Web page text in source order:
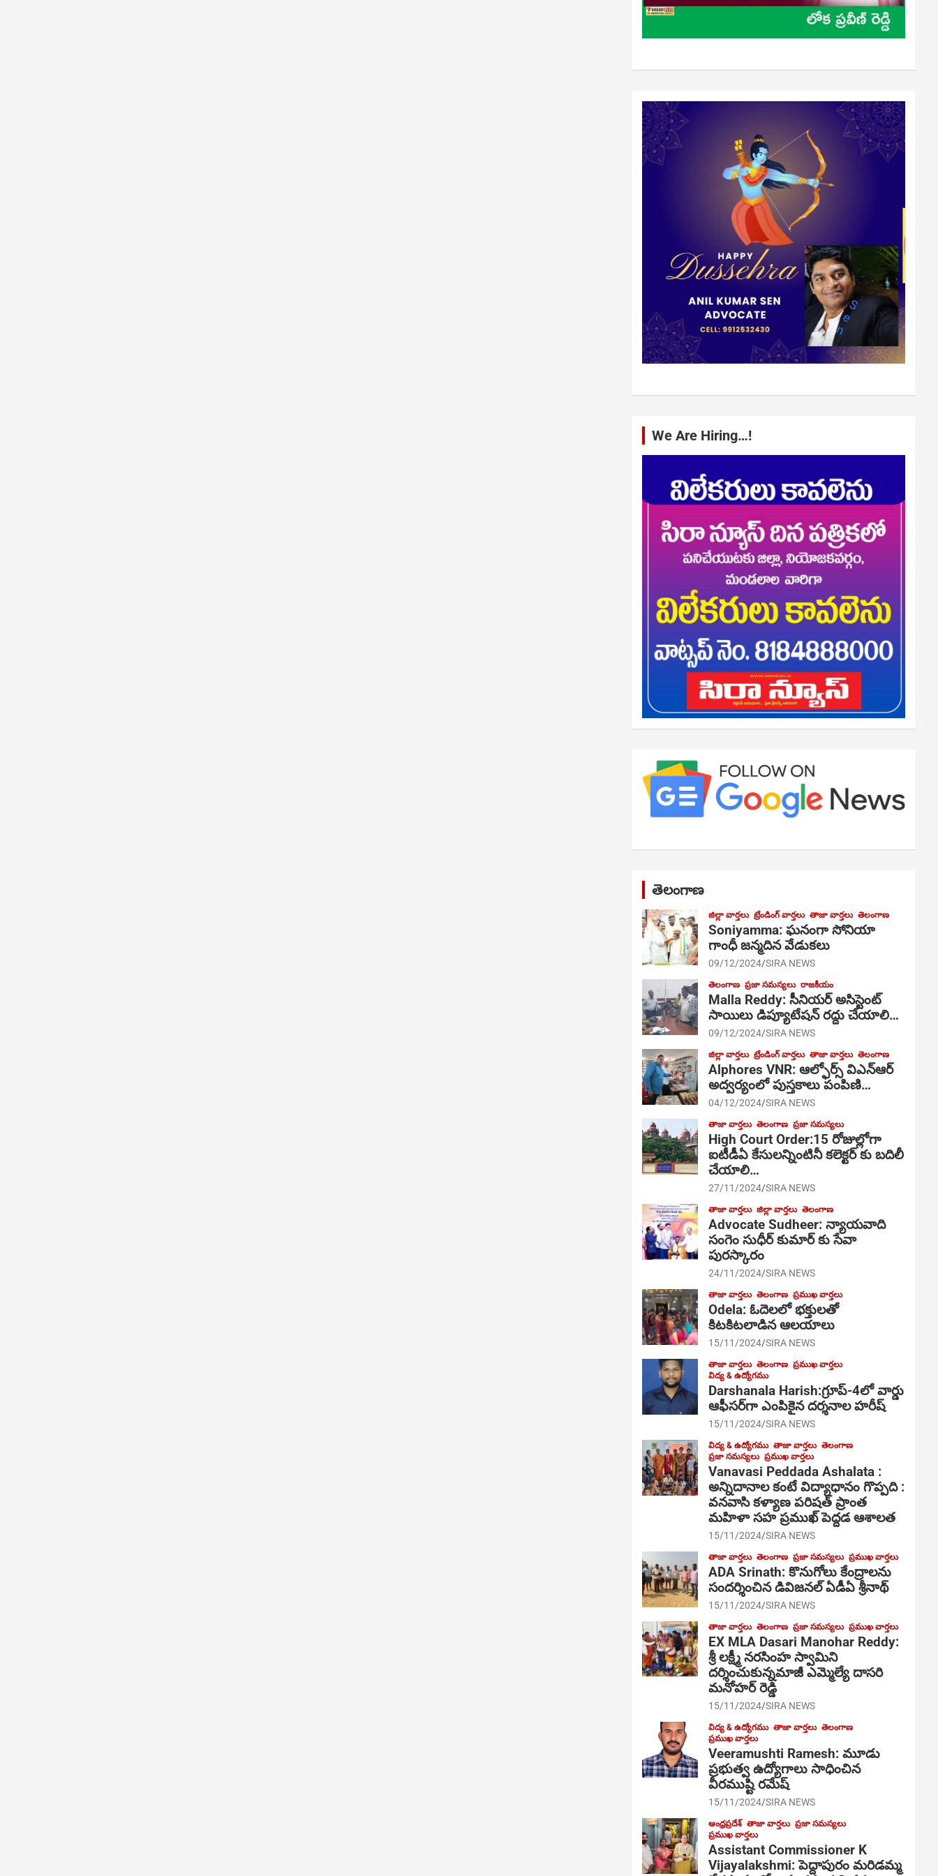
We Are Hiring…!
తెలంగాణ
జిల్లా వార్తలు ట్రేండింగ్ వార్తలు తాజా వార్తలు తెలంగాణ
Soniyamma: ఘ‌నంగా సోనియా
గాంధీ జ‌న్మ‌దిన వేడుక‌లు
09/12/2024 SIRA NEWS
తెలంగాణ ప్రజా సమస్యలు రాజకీయం
Malla Reddy: సీనియర్ అసిస్టెంట్
సాయిలు డిప్యూటేషన్ రద్దు చేయాలి…
09/12/2024 SIRA NEWS
జిల్లా వార్తలు ట్రేండింగ్ వార్తలు తాజా వార్తలు తెలంగాణ
Alphores VNR: ఆల్ఫోర్స్ విఎన్ఆర్
అద్వర్యంలో పుస్తకాలు పంపిణి…
04/12/2024 SIRA NEWS
తాజా వార్తలు తెలంగాణ ప్రజా సమస్యలు
High Court Order:15 రోజుల్లోగా
ఐటీడీఏ కేసులన్నింటినీ కలెక్టర్ కు బదిలీ
చేయాలి…
27/11/2024 SIRA NEWS
తాజా వార్తలు జిల్లా వార్తలు తెలంగాణ
Advocate Sudheer: న్యాయవాది
సంగెం సుధీర్ కుమార్ కు సేవా
పురస్కారం
24/11/2024 SIRA NEWS
తాజా వార్తలు తెలంగాణ ప్రముఖ వార్తలు
Odela: ఓదెల‌లో భక్తులతో
కిటకిటలాడిన ఆల‌యాలు
15/11/2024 SIRA NEWS
తాజా వార్తలు తెలంగాణ ప్రముఖ వార్తలు
విద్య & ఉద్యోగము
Darshanala Harish:గ్రూప్-4లో వార్డు
ఆఫీసర్‌గా ఎంపికైన దర్శనాల హరీష్
15/11/2024 SIRA NEWS
విద్య & ఉద్యోగము తాజా వార్తలు తెలంగాణ
ప్రజా సమస్యలు ప్రముఖ వార్తలు
Vanavasi Peddada Ashalata :
అన్నిదానాల కంటే విద్యాధానం గొప్పది :
వనవాసి కళ్యాణ పరిషత్ ప్రాంత
మహిళా సహ ప్రముఖ్ పెద్దడ ఆశాలత
15/11/2024 SIRA NEWS
తాజా వార్తలు తెలంగాణ ప్రజా సమస్యలు ప్రముఖ వార్తలు
ADA Srinath: కొనుగోలు కేంద్రాల‌ను
సంద‌ర్శించిన డివిజనల్ ఏడీఏ శ్రీనాథ్
15/11/2024 SIRA NEWS
తాజా వార్తలు తెలంగాణ ప్రజా సమస్యలు ప్రముఖ వార్తలు
EX MLA Dasari Manohar Reddy:
శ్రీ లక్ష్మీ నరసింహ స్వామిని
దర్శించుకున్నమాజీ ఎమ్మెల్యే దాసరి
మనోహర్ రెడ్డి
15/11/2024 SIRA NEWS
విద్య & ఉద్యోగము తాజా వార్తలు తెలంగాణ
ప్రముఖ వార్తలు
Veeramushti Ramesh: మూడు
ప్రభుత్వ ఉద్యోగాలు సాధించిన
వీరముష్టి రమేష్
15/11/2024 SIRA NEWS
ఆంధ్రప్రదేశ్ తాజా వార్తలు ప్రజా సమస్యలు
ప్రముఖ వార్తలు
Assistant Commissioner K
Vijayalakshmi: పెద్దాపురం మరిడమ్మ